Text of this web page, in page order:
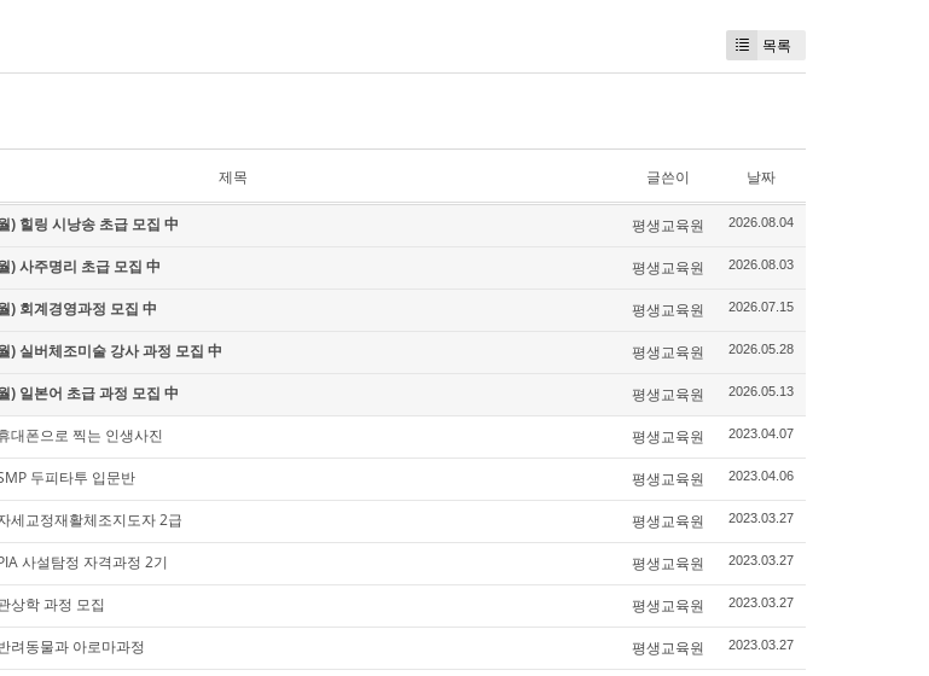
목록
제목 글쓴이 날짜
) 힐링 시낭송 초급 모집 中 평생교육원 2026.08.04
) 사주명리 초급 모집 中 평생교육원 2026.08.03
) 회계경영과정 모집 中 평생교육원 2026.07.15
) 실버체조미술 강사 과정 모집 中 평생교육원 2026.05.28
) 일본어 초급 과정 모집 中 평생교육원 2026.05.13
대폰으로 찍는 인생사진 평생교육원 2023.04.07
두피타투 입문반 평생교육원 2023.04.06
세교정재활체조지도자 2급 평생교육원 2023.03.27
사설탐정 자격과정 2기 평생교육원 2023.03.27
상학 과정 모집 평생교육원 2023.03.27
려동물과 아로마과정 평생교육원 2023.03.27